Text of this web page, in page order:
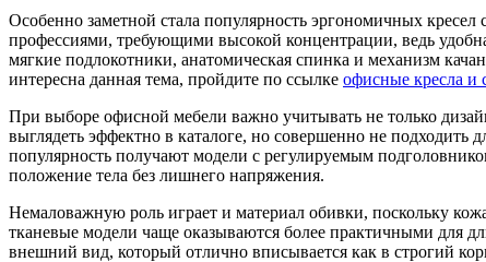
Особенно заметной стала популярность эргономичных
профессиями, требующими высокой концентрации, ведь
мягкие подлокотники, анатомическая спинка и механизм
интересна данная тема, пройдите по ссылке офисные кресла и
При выборе офисной мебели важно учитывать не только
выглядеть эффектно в каталоге, но совершенно не подходить
популярность получают модели с регулируемым
положение тела без лишнего напряжения.
Немаловажную роль играет и материал обивки, поскольку
тканевые модели чаще оказываются более практичными для
внешний вид, который отлично вписывается как в строгий